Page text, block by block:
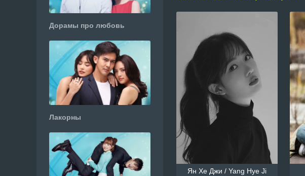
Ян Хе Джи / Yang Hye Ji
Дорамы про любовь
Лакорны